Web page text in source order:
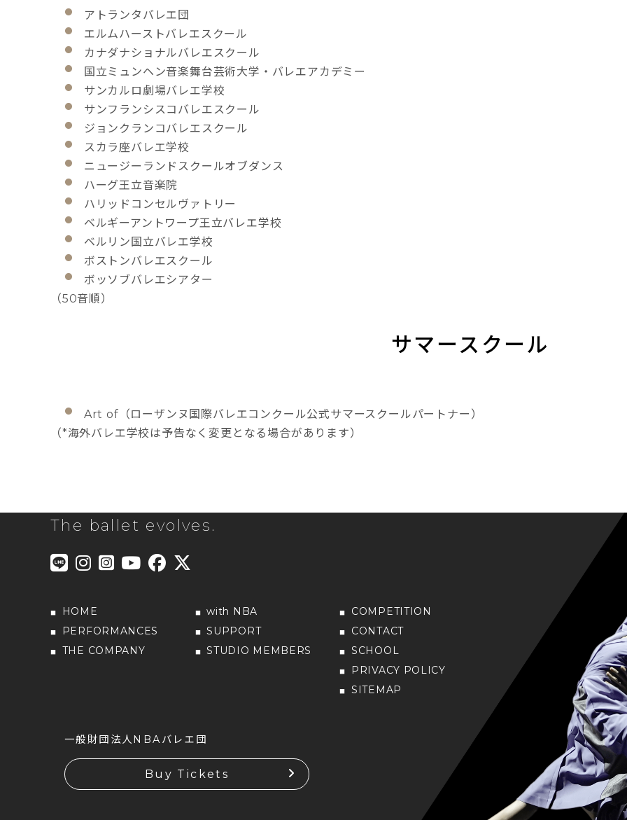
アトランタバレエ団
エルムハーストバレエスクール
カナダナショナルバレエスクール
国立ミュンヘン音楽舞台芸術大学・バレエアカデミー
サンカルロ劇場バレエ学校
サンフランシスコバレエスクール
ジョンクランコバレエスクール
スカラ座バレエ学校
ニュージーランドスクールオブダンス
ハーグ王立音楽院
ハリッドコンセルヴァトリー
ベルギーアントワープ王立バレエ学校
ベルリン国立バレエ学校
ボストンバレエスクール
ボッソブバレエシアター
（50音順）
サマースクール
Art of（ローザンヌ国際バレエコンクール公式サマースクールパートナー）
（*海外バレエ学校は予告なく変更となる場合があります）
The ballet evolves.
HOME
PERFORMANCES
THE COMPANY
with NBA
SUPPORT
STUDIO MEMBERS
COMPETITION
CONTACT
SCHOOL
PRIVACY POLICY
SITEMAP
一般財団法人NBAバレエ団
Buy Tickets